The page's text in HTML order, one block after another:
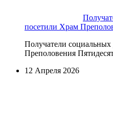
посетили Храм
Получатели
Преполовения
12 Апреля 2026